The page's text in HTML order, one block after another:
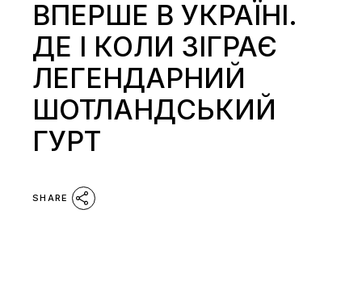
ВПЕРШЕ В УКРАЇНІ.
ДЕ І КОЛИ ЗІГРАЄ
ЛЕГЕНДАРНИЙ
ШОТЛАНДСЬКИЙ
ГУРТ
SHARE